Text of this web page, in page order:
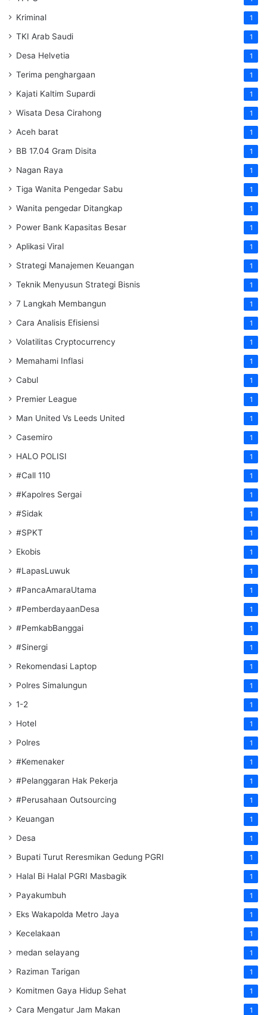
Kriminal 1
TKI Arab Saudi 1
Desa Helvetia 1
Terima penghargaan 1
Kajati Kaltim Supardi 1
Wisata Desa Cirahong 1
Aceh barat 1
BB 17.04 Gram Disita 1
Nagan Raya 1
Tiga Wanita Pengedar Sabu 1
Wanita pengedar Ditangkap 1
Power Bank Kapasitas Besar 1
Aplikasi Viral 1
Strategi Manajemen Keuangan 1
Teknik Menyusun Strategi Bisnis 1
7 Langkah Membangun 1
Cara Analisis Efisiensi 1
Volatilitas Cryptocurrency 1
Memahami Inflasi 1
Cabul 1
Premier League 1
Man United Vs Leeds United 1
Casemiro 1
HALO POLISI 1
#Call 110 1
#Kapolres Sergai 1
#Sidak 1
#SPKT 1
Ekobis 1
#LapasLuwuk 1
#PancaAmaraUtama 1
#PemberdayaanDesa 1
#PemkabBanggai 1
#Sinergi 1
Rekomendasi Laptop 1
Polres Simalungun 1
1-2 1
Hotel 1
Polres 1
#Kemenaker 1
#Pelanggaran Hak Pekerja 1
#Perusahaan Outsourcing 1
Keuangan 1
Desa 1
Bupati Turut Reresmikan Gedung PGRI 1
Halal Bi Halal PGRI Masbagik 1
Payakumbuh 1
Eks Wakapolda Metro Jaya 1
Kecelakaan 1
medan selayang 1
Raziman Tarigan 1
Komitmen Gaya Hidup Sehat 1
Cara Mengatur Jam Makan 1